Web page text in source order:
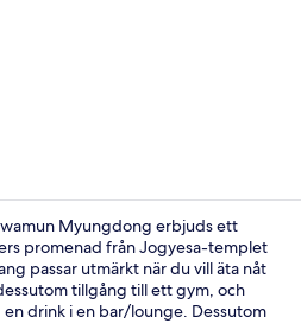
Myungdong erbjuds ett
promenad från Jogyesa-templet
passar utmärkt när du vill äta nåt
tillgång till ett gym, och
drink i en bar/lounge. Dessutom